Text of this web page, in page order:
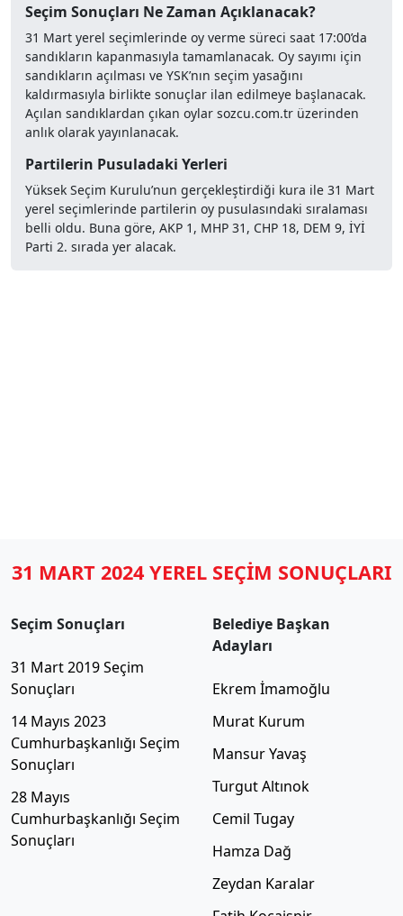
Seçim Sonuçları Ne Zaman Açıklanacak?
31 Mart yerel seçimlerinde oy verme süreci saat 17:00’da
sandıkların kapanmasıyla tamamlanacak. Oy sayımı için
sandıkların açılması ve YSK’nın seçim yasağını
kaldırmasıyla birlikte sonuçlar ilan edilmeye başlanacak.
Açılan sandıklardan çıkan oylar sozcu.com.tr üzerinden
anlık olarak yayınlanacak.
Partilerin Pusuladaki Yerleri
Yüksek Seçim Kurulu’nun gerçekleştirdiği kura ile 31 Mart
yerel seçimlerinde partilerin oy pusulasındaki sıralaması
belli oldu. Buna göre, AKP 1, MHP 31, CHP 18, DEM 9, İYİ
Parti 2. sırada yer alacak.
31 MART 2024 YEREL SEÇİM SONUÇLARI
Seçim Sonuçları
31 Mart 2019 Seçim
Sonuçları
14 Mayıs 2023
Cumhurbaşkanlığı Seçim
Sonuçları
28 Mayıs
Cumhurbaşkanlığı Seçim
Sonuçları
Belediye Başkan
Adayları
Ekrem İmamoğlu
Murat Kurum
Mansur Yavaş
Turgut Altınok
Cemil Tugay
Hamza Dağ
Zeydan Karalar